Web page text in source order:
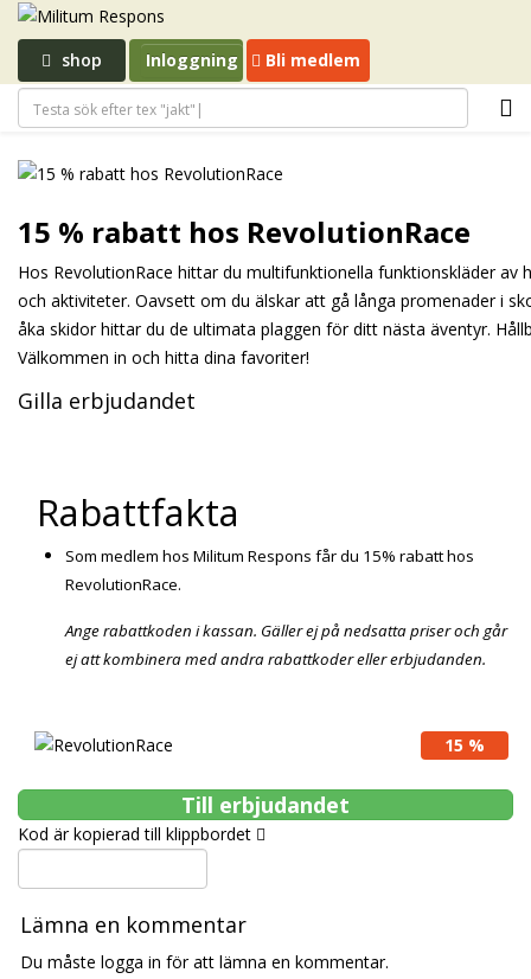
shop Inloggning Bli medlem
15 % rabatt hos RevolutionRace
Hos RevolutionRace hittar du multifunktionella funktionskläder
och aktiviteter. Oavsett om du älskar att gå långa promenader i
åka skidor hittar du de ultimata plaggen för ditt nästa äventyr.
Välkommen in och hitta dina favoriter!
Gilla erbjudandet
Rabattfakta
Som medlem hos Militum Respons får du 15% rabatt hos
RevolutionRace.
Ange rabattkoden i kassan. Gäller ej på nedsatta priser och går
ej att kombinera med andra rabattkoder eller erbjudanden.
15 %
Till erbjudandet
Kod är kopierad till klippbordet
Lämna en kommentar
Du måste logga in för att lämna en kommentar.